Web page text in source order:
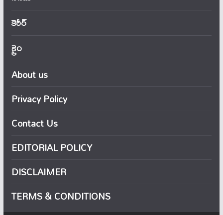
కెరీర్
క్రైం
About us
Privacy Policy
Contact Us
EDITORIAL POLICY
DISCLAIMER
TERMS & CONDITIONS